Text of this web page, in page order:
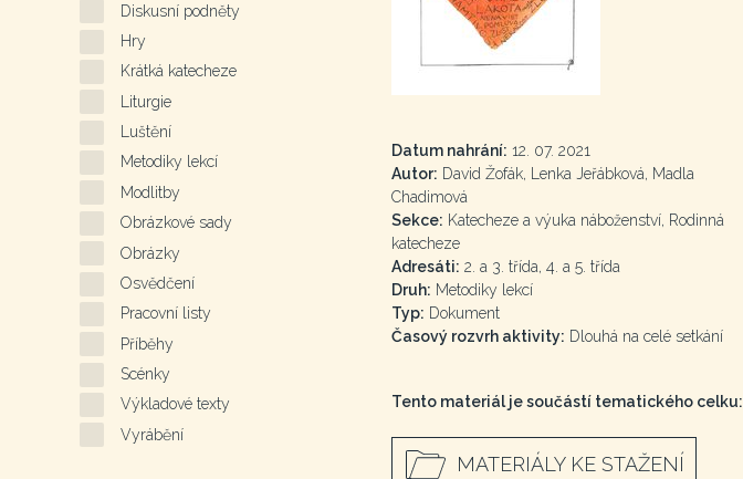
Datum nahrání: 12. 07. 2021
Autor: David Žofák, Lenka Jeřábková, Madla
Chadimová
Sekce: Katecheze a výuka náboženství, Rodinná
katecheze
Adresáti: 2. a 3. třída, 4. a 5. třída
Druh: Metodiky lekcí
Typ: Dokument
Časový rozvrh aktivity: Dlouhá na celé setkání
Tento materiál je součástí tematického celku:
MATERIÁLY KE STAŽENÍ
Diskusní podněty
Hry
Krátká katecheze
Liturgie
Luštění
Metodiky lekcí
Modlitby
Obrázkové sady
Obrázky
Osvědčení
Pracovní listy
Příběhy
Scénky
Výkladové texty
Vyrábění